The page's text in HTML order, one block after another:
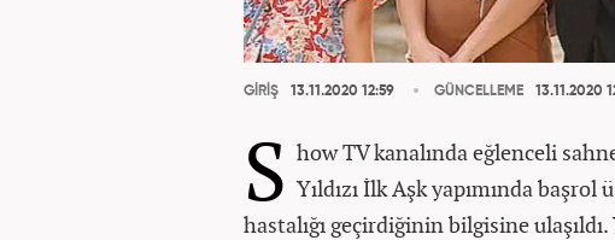
GİRİŞ 13.11.2020 12:59 GÜNCELLEME 13.11.2020
S how TV kanalında eğlenceli
Yıldızı İlk Aşk yapımında
hastalığı geçirdiğinin bilgisine